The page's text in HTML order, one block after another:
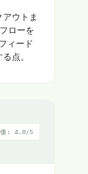
ウトま
ローを
ィード
点。
価: 4.8/5